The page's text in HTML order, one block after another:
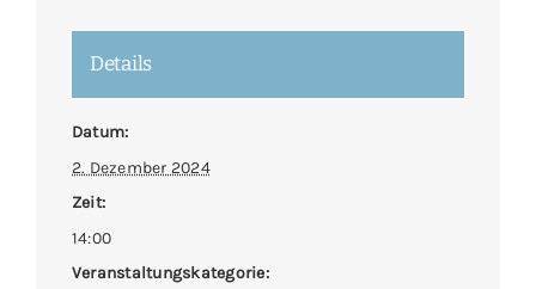
Details
Datum:
2. Dezember 2024
Zeit:
14:00
Veranstaltungskategorie: